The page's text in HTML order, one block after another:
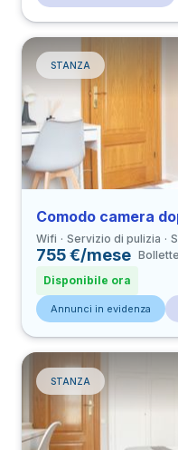
STANZA
Wifi Servizio di pulizia
755 €/mese
Disponibile ora
Annunci in evidenza
STANZA